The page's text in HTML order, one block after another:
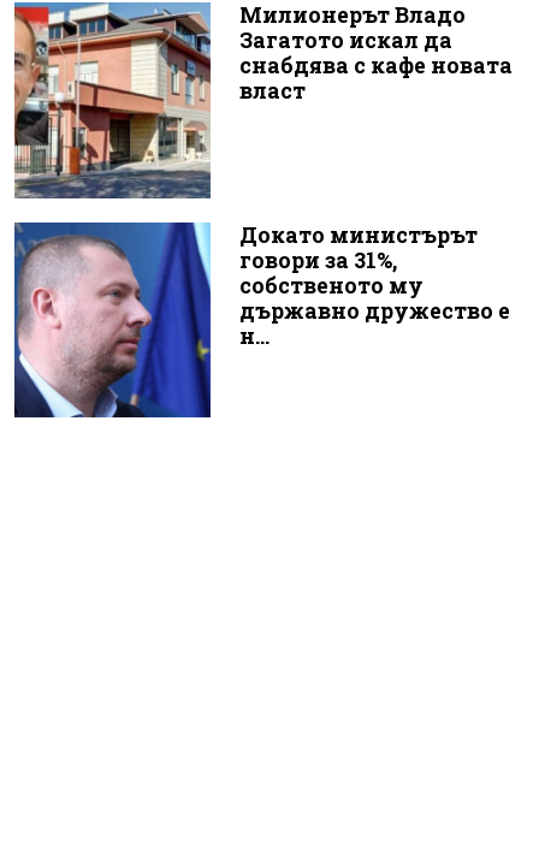
Милионерът Владо
Загатото искал да
снабдява с кафе новата
власт
Докато министърът
говори за 31%,
собственото му
държавно дружество е
н...